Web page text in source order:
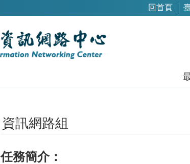
回首頁
資訊網路組
任務簡介：